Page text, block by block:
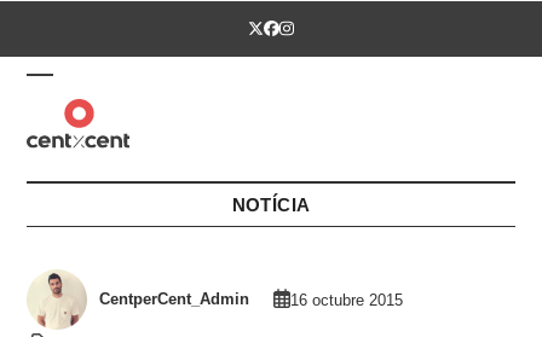
Twitter
Facebook
Instagram
Open
mobile
menu
Close
mobile
menu
NOTÍCIA
CentperCent_Admin 16 octubre 2015